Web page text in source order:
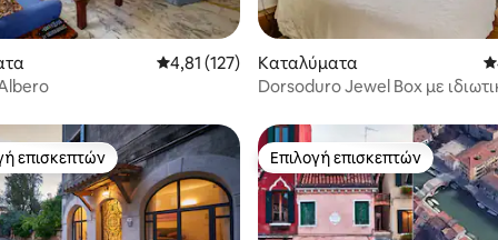
5, 112 κριτικές Μέση βαθμολογία: 4,81 στα 5, 127 κριτικές
4,81 (127)
Καταλύματα
Dorsoduro Jewel Box με
επιλογή επισκεπτών
επισκεπτών Επιλογή επισκεπτών
Επιλογή επισκεπτών